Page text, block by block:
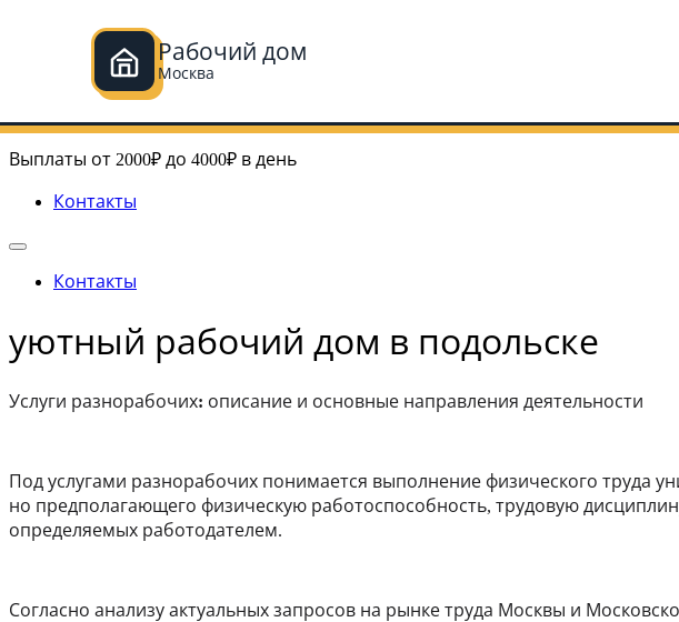
Рабочий дом
Москва
содержимому
Выплаты от 2000₽ до 4000₽ в день
Контакты
Контакты
уютный рабочий дом в подольске
Услуги разнорабочих: описание и основные направления деятельности
Под услугами разнорабочих понимается выполнение физического труда
но предполагающего физическую работоспособность, трудовую
определяемых работодателем.
Согласно анализу актуальных запросов на рынке труда Москвы и